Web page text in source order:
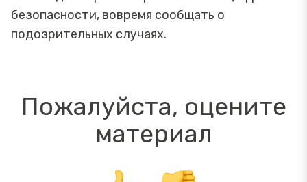
безопасности, вовремя сообщать о
подозрительных случаях.
Пожалуйста, оцените
материал